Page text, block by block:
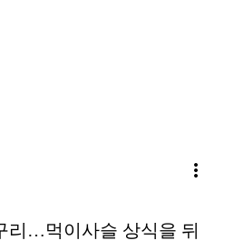
more_vert
리…먹이사슬 상식을 뒤